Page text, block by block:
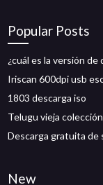
Popular Posts
¿cuál es la versión de
Iriscan 600dpi usb
1803 descarga iso
Telugu vieja
Descarga gratuita de
New